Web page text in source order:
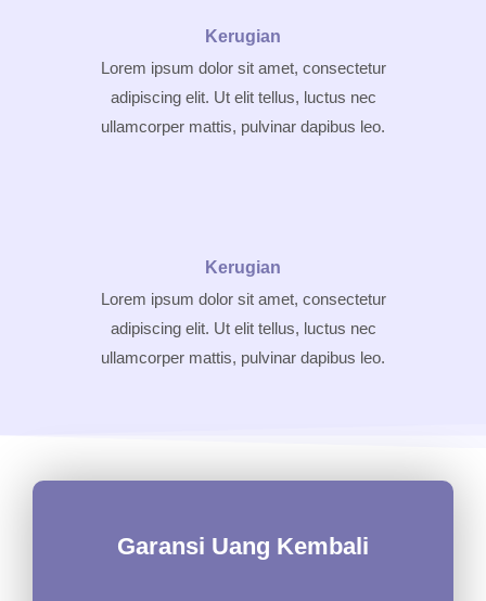
Kerugian
Lorem ipsum dolor sit amet, consectetur
adipiscing elit. Ut elit tellus, luctus nec
ullamcorper mattis, pulvinar dapibus leo.
Kerugian
Lorem ipsum dolor sit amet, consectetur
adipiscing elit. Ut elit tellus, luctus nec
ullamcorper mattis, pulvinar dapibus leo.
Garansi Uang Kembali